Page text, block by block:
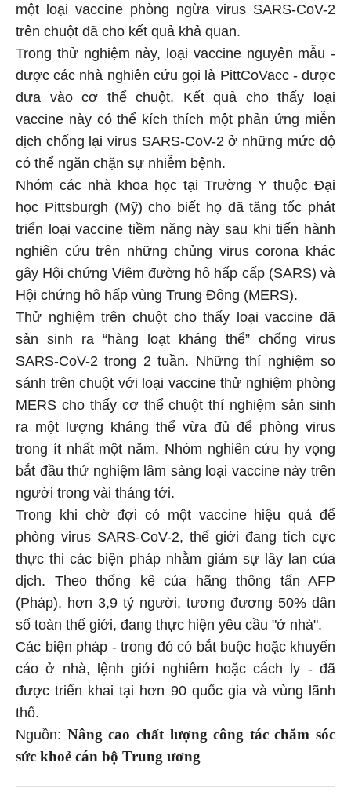
một loại vaccine phòng ngừa virus SARS-CoV-2
trên chuột đã cho kết quả khả quan.
Trong thử nghiệm này, loại vaccine nguyên mẫu -
được các nhà nghiên cứu gọi là PittCoVacc - được
đưa vào cơ thể chuột. Kết quả cho thấy loại
vaccine này có thể kích thích một phản ứng miễn
dịch chống lại virus SARS-CoV-2 ở những mức độ
có thể ngăn chặn sự nhiễm bệnh.
Nhóm các nhà khoa học tại Trường Y thuộc Đại
học Pittsburgh (Mỹ) cho biết họ đã tăng tốc phát
triển loại vaccine tiềm năng này sau khi tiến hành
nghiên cứu trên những chủng virus corona khác
gây Hội chứng Viêm đường hô hấp cấp (SARS) và
Hội chứng hô hấp vùng Trung Đông (MERS).
Thử nghiệm trên chuột cho thấy loại vaccine đã
sản sinh ra “hàng loạt kháng thể” chống virus
SARS-CoV-2 trong 2 tuần. Những thí nghiệm so
sánh trên chuột với loại vaccine thử nghiệm phòng
MERS cho thấy cơ thể chuột thí nghiệm sản sinh
ra một lượng kháng thể vừa đủ để phòng virus
trong ít nhất một năm. Nhóm nghiên cứu hy vọng
bắt đầu thử nghiệm lâm sàng loại vaccine này trên
người trong vài tháng tới.
Trong khi chờ đợi có một vaccine hiệu quả để
phòng virus SARS-CoV-2, thế giới đang tích cực
thực thi các biện pháp nhằm giảm sự lây lan của
dịch. Theo thống kê của hãng thông tấn AFP
(Pháp), hơn 3,9 tỷ người, tương đương 50% dân
số toàn thế giới, đang thực hiện yêu cầu "ở nhà".
Các biện pháp - trong đó có bắt buộc hoặc khuyến
cáo ở nhà, lệnh giới nghiêm hoặc cách ly - đã
được triển khai tại hơn 90 quốc gia và vùng lãnh
thổ.
Nguồn: Nâng cao chất lượng công tác chăm sóc
sức khoẻ cán bộ Trung ương